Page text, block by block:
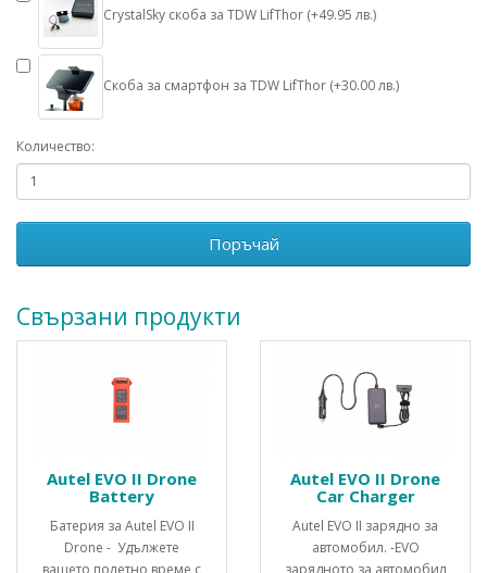
CrystalSky скоба за TDW LifThor (+49.95 лв.)
Скоба за смартфон за TDW LifThor (+30.00 лв.)
Количество:
Поръчай
Свързани продукти
Autel EVO II Drone
Battery
Батерия за Autel EVO II
Drone - Удължете
вашето полетно време с
Autel EVO II Drone
Car Charger
Autel EVO II зарядно за
автомобил. -EVO
зарядното за автомобил